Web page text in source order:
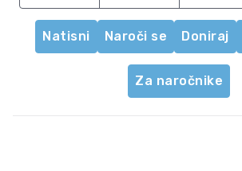
Natisni Naroči se Doniraj
Za naročnike